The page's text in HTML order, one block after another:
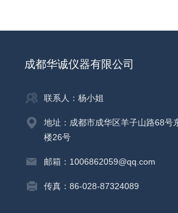
成都华诚仪器有限公司
联系人：杨小姐
地址：成都市成华区羊子山路68号
楼26号
邮箱：1006862059@qq.com
传真：86-028-87324089